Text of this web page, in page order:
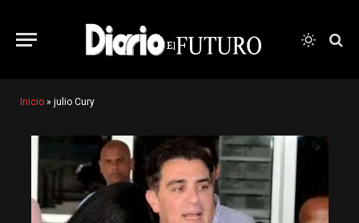
Inicio » julio Cury